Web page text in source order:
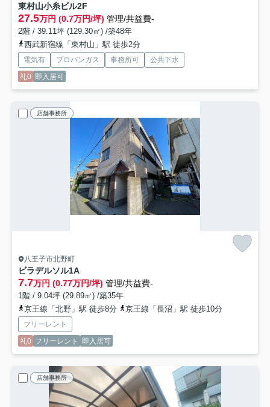
東村山小糸ビル2F
27.5万円 (0.7万円/坪) 管理/共益費-
2階 / 39.11坪 (129.30㎡) /築48年
西武新宿線「東村山」駅 徒歩2分
電気有 プロパンガス 事務所可
公共下水
礼0 即入居可
店舗事務所
八王子市北野町
ビラデルソル1A
7.7万円 (0.77万円/坪) 管理/共益費-
1階 / 9.04坪 (29.89㎡) /築35年
京王線「北野」駅 徒歩8分
京王線「長沼」駅 徒歩10分
フリーレント
礼0 フリーレント 即入居可
店舗事務所